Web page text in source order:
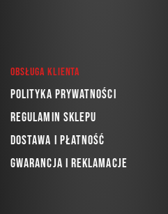
Obsługa klienta
Polityka prywatności
Regulamin sklepu
Dostawa i płatność
Gwarancja i reklamacje